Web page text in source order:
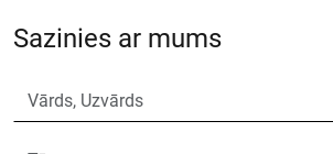
Sazinies ar mums